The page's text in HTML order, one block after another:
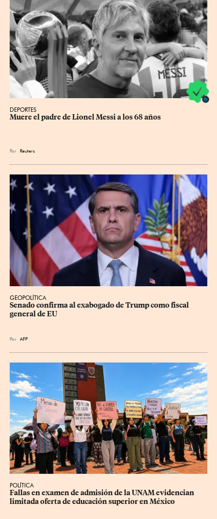
DEPORTES
Muere el padre de Lionel Messi a los 68 años
Por Reuters
GEOPOLÍTICA
Senado confirma al exabogado de Trump como fiscal
general de EU
Por AFP
POLÍTICA
Fallas en examen de admisión de la UNAM evidencian
limitada oferta de educación superior en México